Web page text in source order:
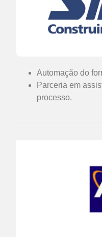
Automação do
Parceria em
processo.